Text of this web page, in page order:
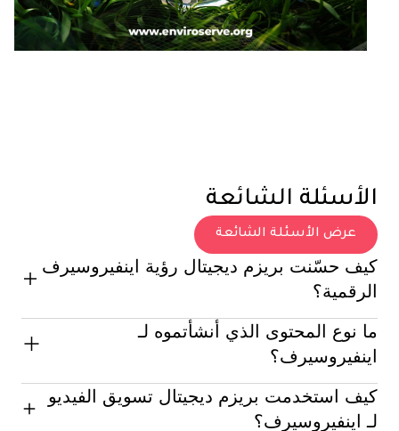
الأسئلة الشائعة
عرض الأسئلة الشائعة
كيف حسّنت بريزم ديجيتال رؤية اينفيروسيرف
الرقمية؟
قمنا بتدقيق فني، تحسين كلمات مفتاحية، وبناء روابط، مما
زاد الظهور العضوي في محركات البحث.
ما نوع المحتوى الذي أنشأتموه لـ
اينفيروسيرف؟
أنشأنا مدونات وأوصاف خدمات ومنشورات تواصل اجتماعي
تركّز على قضايا الاستدامة والتوعية البيئية.
كيف استخدمت بريزم ديجيتال تسويق الفيديو
لـ اينفيروسيرف؟